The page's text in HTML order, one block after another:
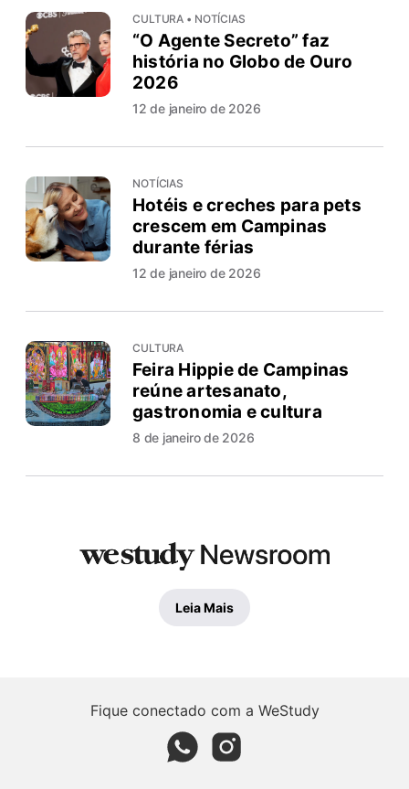
CULTURA • NOTÍCIAS
“O Agente Secreto” faz
história no Globo de Ouro
2026
12 de janeiro de 2026
NOTÍCIAS
Hotéis e creches para pets
crescem em Campinas
durante férias
12 de janeiro de 2026
Feira Hippie de Campinas
reúne artesanato,
gastronomia e cultura
8 de janeiro de 2026
Leia Mais
Fique conectado com a WeStudy
Whatsapp page
Instagram page